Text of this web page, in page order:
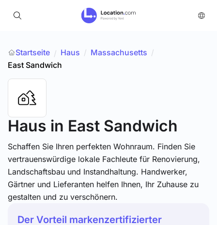
Startseite / Haus / Massachusetts /
East Sandwich
Haus in East Sandwich
Schaffen Sie Ihren perfekten Wohnraum. Finden Sie
vertrauenswürdige lokale Fachleute für Renovierung,
Landschaftsbau und Instandhaltung. Handwerker,
Gärtner und Lieferanten helfen Ihnen, Ihr Zuhause zu
gestalten und zu verschönern.
Der Vorteil markenzertifizierter